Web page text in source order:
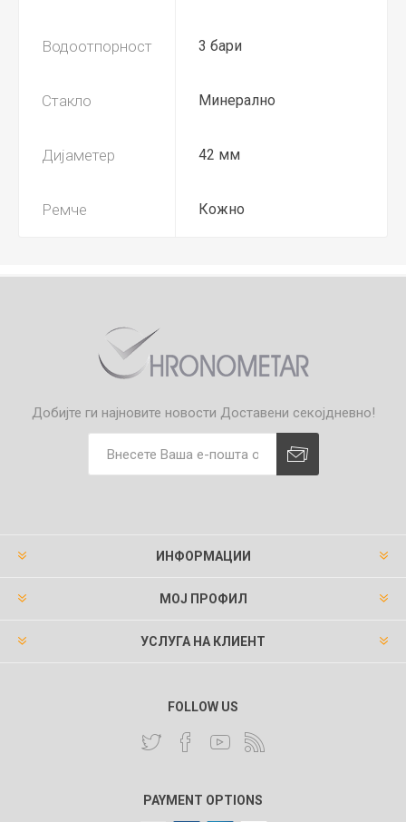
Водоотпорност 3 бари
Стакло Минерално
Дијаметер 42 мм
Ремче Кожно
Добијте ги најновите новости Доставени секојдневно!
ИНФОРМАЦИИ
МОЈ ПРОФИЛ
УСЛУГА НА КЛИЕНТ
FOLLOW US
PAYMENT OPTIONS